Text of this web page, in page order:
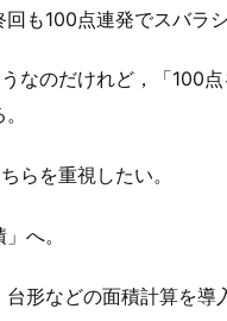
も100点連発でスバラシ
なのだけれど，「100
らを重視したい。
へ。
形などの面積計算を導